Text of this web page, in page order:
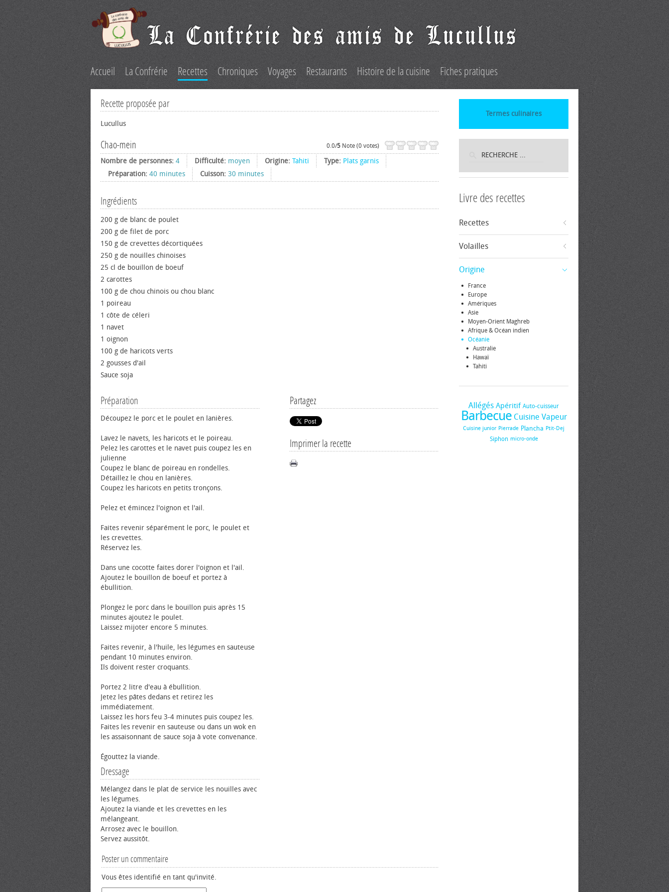
Accueil La Confrérie Recettes Chroniques Voyages Restaurants Histoire de la cuisine Fiches pratiques
Recette proposée par
Lucullus
Chao-mein 0.0/5 Note (0 votes)
Nombre de personnes: 4 Difficulté: moyen Origine: Tahiti Type: Plats garnis
Préparation: 40 minutes Cuisson: 30 minutes
Ingrédients
200 g de blanc de poulet
200 g de filet de porc
150 g de crevettes décortiquées
250 g de nouilles chinoises
25 cl de bouillon de boeuf
2 carottes
100 g de chou chinois ou chou blanc
1 poireau
1 côte de céleri
1 navet
1 oignon
100 g de haricots verts
2 gousses d'ail
Sauce soja
Partagez
Imprimer la recette
Préparation
Découpez le porc et le poulet en lanières.
Lavez le navets, les haricots et le poireau.
Pelez les carottes et le navet puis coupez les en
julienne
Coupez le blanc de poireau en rondelles.
Détaillez le chou en lanières.
Coupez les haricots en petits tronçons.
Pelez et émincez l'oignon et l'ail.
Faites revenir séparément le porc, le poulet et
les crevettes.
Réservez les.
Dans une cocotte faites dorer l'oignon et l'ail.
Ajoutez le bouillon de boeuf et portez à
ébullition.
Plongez le porc dans le bouillon puis après 15
minutes ajoutez le poulet.
Laissez mijoter encore 5 minutes.
Faites revenir, à l'huile, les légumes en sauteuse
pendant 10 minutes environ.
Ils doivent rester croquants.
Portez 2 litre d'eau à ébullition.
Jetez les pâtes dedans et retirez les
immédiatement.
Laissez les hors feu 3-4 minutes puis coupez les.
Faites les revenir en sauteuse ou dans un wok en
les assaisonnant de sauce soja à vote convenance.
Égouttez la viande.
Dressage
Mélangez dans le plat de service les nouilles avec
les légumes.
Ajoutez la viande et les crevettes en les
mélangeant.
Arrosez avec le bouillon.
Servez aussitôt.
Poster un commentaire
Vous êtes identifié en tant qu'invité.
Termes culinaires
Livre des recettes
Recettes
Volailles
Origine
France
Europe
Amériques
Asie
Moyen-Orient Maghreb
Afrique & Océan indien
Océanie
Australie
Hawaï
Tahiti
Allégés Apéritif Auto-cuisseur
Barbecue Cuisine Vapeur
Cuisine junior Pierrade Plancha Ptit-Dej
Siphon micro-onde